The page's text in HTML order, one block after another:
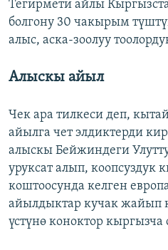
Тегирмети айлы
болгону 30 чакырым
алыс, аска-зоолуу
Алыскы айыл
Чек ара тилкеси деп,
айылга чет элдиктерди
алыскы Бейжиндеги
уруксат алып, коопсуздук
коштоосунда келген
айылдыктар кучак
үстүнө коноктор кыргызча